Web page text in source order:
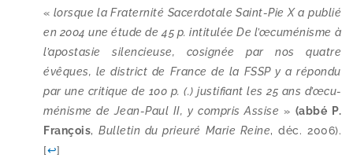
« lorsque la Fraternité Sacerdotale Saint-​Pie X a publié
en 2004 une étude de 45 p. inti­tu­lée De l’œ­cu­mé­nisme à
l’a­po­sta­sie silen­cieuse, cosi­gnée par nos quatre
évêques, le dis­trict de France de la FSSP y a répon­du
par une cri­tique de 100 p. (.) jus­ti­fiant les 25 ans d’œ­cu­
mé­nisme de Jean-​Paul II, y com­pris Assise » (abbé P.
François,Bulletin du prieu­ré Marie Reine, déc. 2006).
[↩]